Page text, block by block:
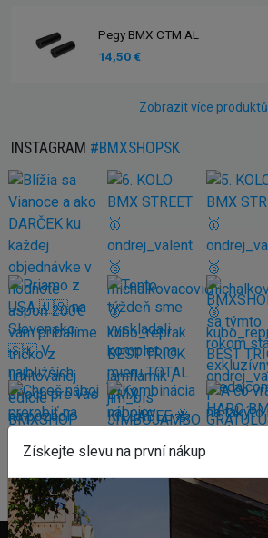
Pegy BMX CTM AL
14,50 €
Zobrazit více produktů
INSTAGRAM #BMXSHOPSK
Získejte slevu na první nákup